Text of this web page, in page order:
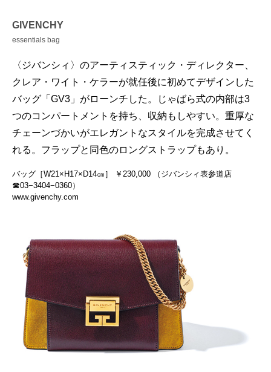
GIVENCHY
essentials bag
〈ジバンシィ〉のアーティスティック・ディレクター、
クレア・ワイト・ケラーが就任後に初めてデザインした
バッグ「GV3」がローンチした。じゃばら式の内部は3
つのコンパートメントを持ち、収納もしやすい。重厚な
チェーンづかいがエレガントなスタイルを完成させてく
れる。フラップと同色のロングストラップもあり。
バッグ［W21×H17×D14㎝］ ￥230,000 （ジバンシィ表参道店
☎03−3404−0360）
www.givenchy.com